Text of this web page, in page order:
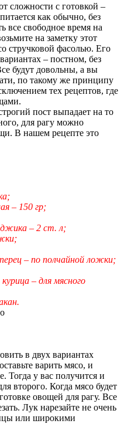
сложности с готовкой –
как обычно, без
все свободное время на
на заметку этот
стручковой фасолью. Его
– постном, без
будут довольны, а вы
по такому же принципу
тех рецептов, где
пост выпадает на то
для рагу можно
В нашем рецепте это
– 150 гр;
– 2 ст. л;
– по полчайной ложки;
– для мясного
в двух вариантах
варить мясо, и
Тогда у вас получится и
второго. Когда мясо будет
овощей для рагу. Все
Лук нарезайте не очень
или широкими